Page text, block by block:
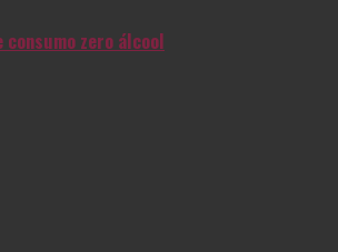
zero álcool